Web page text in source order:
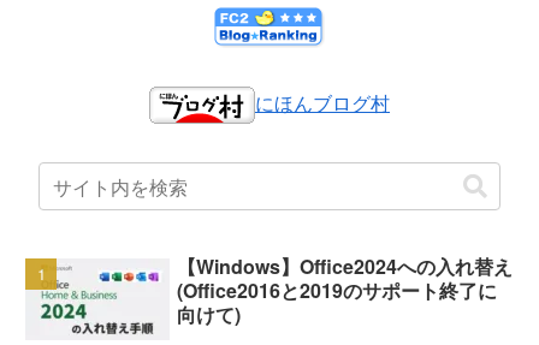
にほんブログ村
【Windows】Office2024への入れ替え
(Office2016と2019のサポート終了に
向けて)